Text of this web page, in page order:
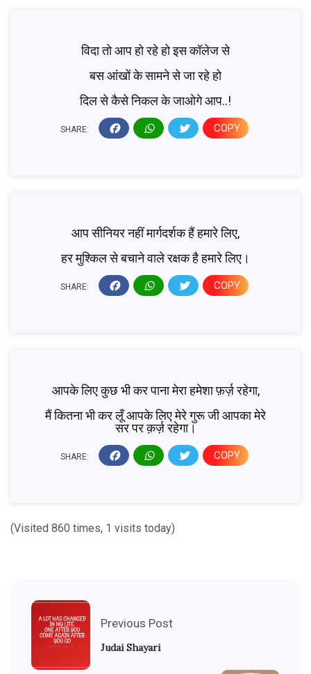
विदा तो आप हो रहे हो इस कॉलेज से
बस आंखों के सामने से जा रहे हो
दिल से कैसे निकल के जाओगे आप..!
SHARE: COPY
आप सीनियर नहीं मार्गदर्शक हैं हमारे लिए,
हर मुश्किल से बचाने वाले रक्षक है हमारे लिए।
SHARE: COPY
आपके लिए कुछ भी कर पाना मेरा हमेशा फ़र्ज़ रहेगा,
मैं कितना भी कर लूँ आपके लिए मेरे गुरू जी आपका मेरे
सर पर क़र्ज़ रहेगा।
SHARE: COPY
(Visited 860 times, 1 visits today)
Previous Post
Judai Shayari